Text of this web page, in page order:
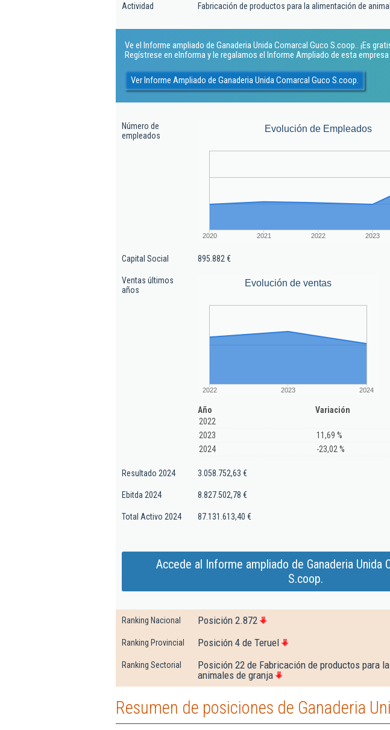
Actividad Fabricación de productos para la alimentación de
Ve el Informe ampliado de Ganaderia Unida Comarcal Guco S.coop.. ¡Es
Regístrese en eInforma y le regalamos el Informe Ampliado de esta empresa
Ver Informe Ampliado de Ganaderia Unida Comarcal Guco S.coop.
Número de
empleados
Evolución de Empleados
2020 2021 2022 2023
Capital Social 895.882 €
Ventas últimos
años
Evolución de ventas
2022 2023 2024
Año
Variación
2022
2023
11,69 %
2024
-23,02 %
Resultado 2024 3.058.752,63 €
Ebitda 2024 8.827.502,78 €
Total Activo 2024 87.131.613,40 €
Accede al Informe ampliado de Ganaderia Unida
S.coop.
Ranking Nacional Posición 2.872
Ranking Provincial Posición 4 de Teruel
Ranking Sectorial
Posición 22 de Fabricación de productos para
animales de granja
Resumen de posiciones de Ganaderia